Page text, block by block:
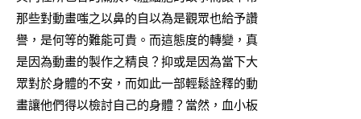
那些對動畫嗤之以鼻的自以為是觀眾也給予讚
譽，是何等的難能可貴。而這態度的轉變，真
是因為動畫的製作之精良？抑或是因為當下大
眾對於身體的不安，而如此一部輕鬆詮釋的動
畫讓他們得以檢討自己的身體？當然，血小板